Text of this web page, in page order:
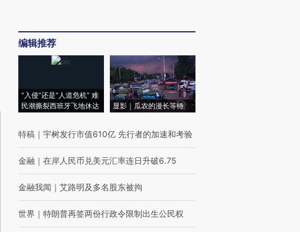
编辑推荐
“入侵”还是“人道危机” 难
民潮撕裂西班牙飞地休达
显影｜瓜农的漫长等待
特稿 ｜ 宇树发行市值610亿 先行者的加速和考验
金融 ｜ 在岸人民币兑美元汇率连日升破6.75
金融我闻 ｜ 艾路明及多名股东被拘
世界 ｜ 特朗普再签两份行政令限制出生公民权